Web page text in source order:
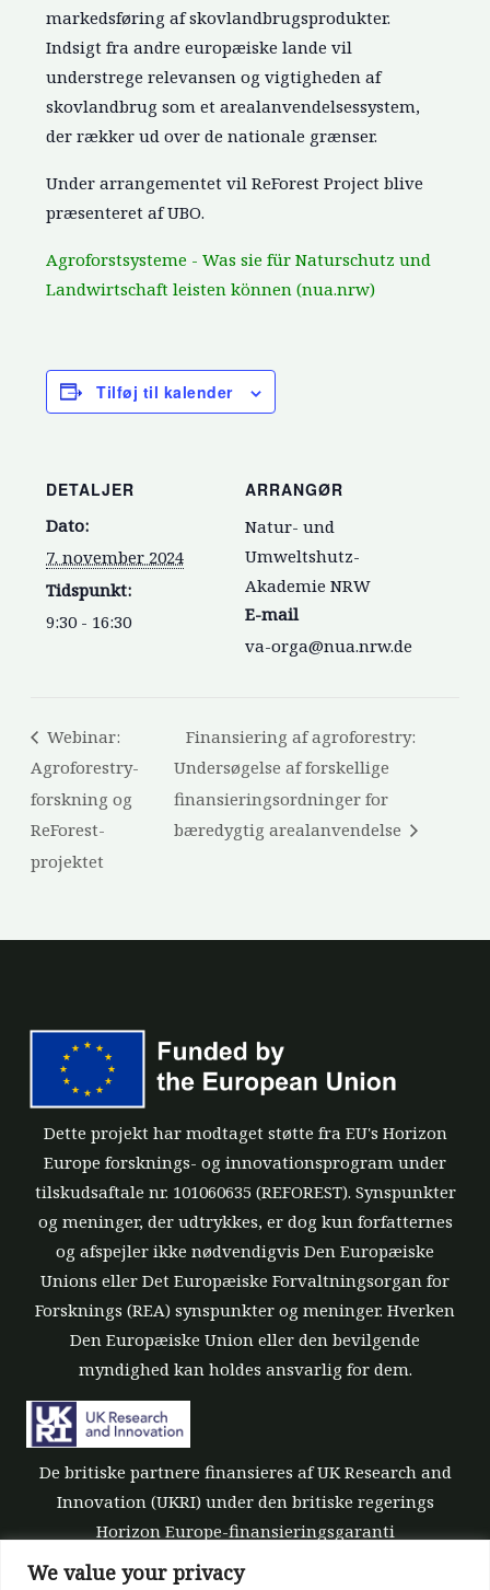
We value your privacy
markedsføring af skovlandbrugsprodukter.
Indsigt fra andre europæiske lande vil
understrege relevansen og vigtigheden af
skovlandbrug som et arealanvendelsessystem,
der rækker ud over de nationale grænser.
Under arrangementet vil ReForest Project blive
præsenteret af UBO.
Agroforstsysteme - Was sie für Naturschutz und
Landwirtschaft leisten können (nua.nrw)
Tilføj til kalender
DETALJER
Dato:
7. november 2024
Tidspunkt:
9:30 - 16:30
ARRANGØR
Natur- und
Umweltshutz-
Akademie NRW
E-mail
va-orga@nua.nrw.de
Webinar:
Agroforestry-
forskning og
ReForest-
projektet
Finansiering af agroforestry:
Undersøgelse af forskellige
finansieringsordninger for
bæredygtig arealanvendelse
Dette projekt har modtaget støtte fra EU's Horizon
Europe forsknings- og innovationsprogram under
tilskudsaftale nr. 101060635 (REFOREST). Synspunkter
og meninger, der udtrykkes, er dog kun forfatternes
og afspejler ikke nødvendigvis Den Europæiske
Unions eller Det Europæiske Forvaltningsorgan for
Forsknings (REA) synspunkter og meninger. Hverken
Den Europæiske Union eller den bevilgende
myndighed kan holdes ansvarlig for dem.
De britiske partnere finansieres af UK Research and
Innovation (UKRI) under den britiske regerings
Horizon Europe-finansieringsgaranti
[tilskudsnummer 10039700].